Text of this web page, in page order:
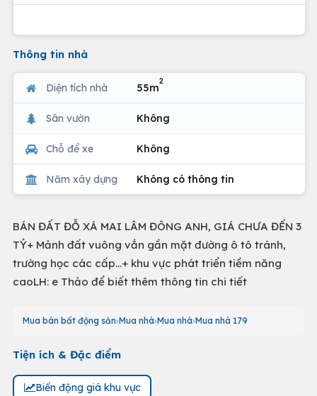
Thông tin nhà
Diện tích nhà 55m
2
Sân vườn Không
Chỗ để xe Không
Năm xây dựng Không có thông tin
BÁN ĐẤT ĐỖ XÁ MAI LÂM ĐÔNG ANH, GIÁ CHƯA ĐẾN 3
TỶ+ Mảnh đất vuông vắn gần mặt đường ô tô tránh,
trường học các cấp...+ khu vực phát triển tiềm năng
caoLH: e Thảo để biết thêm thông tin chi tiết
Mua bán bất động sản Mua nhà Mua nhà Mua nhà 179
Tiện ích & Đặc điểm
Biến động giá khu vực